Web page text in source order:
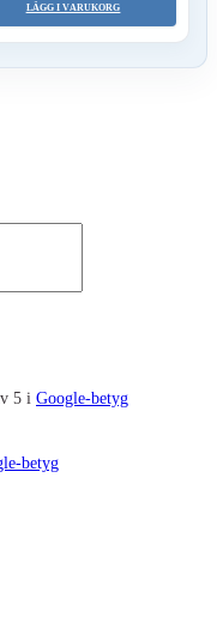
LÄGG I VARUKORG
5 i Google-betyg
betyg